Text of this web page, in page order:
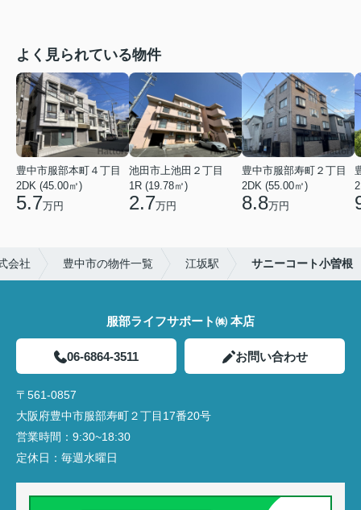
よく見られている物件
豊中市服部本町４丁目
2DK (45.00㎡)
5.7万円
池田市上池田２丁目
1R (19.78㎡)
2.7万円
豊中市服部寿町２丁目
2DK (55.00㎡)
8.8万円
会社 豊中市の物件一覧 江坂駅 サニーコート小曽根
服部ライフサポート㈱ 本店
06-6864-3511 お問い合わせ
〒561-0857
大阪府豊中市服部寿町２丁目17番20号
営業時間： 9:30~18:30
定休日： 毎週水曜日